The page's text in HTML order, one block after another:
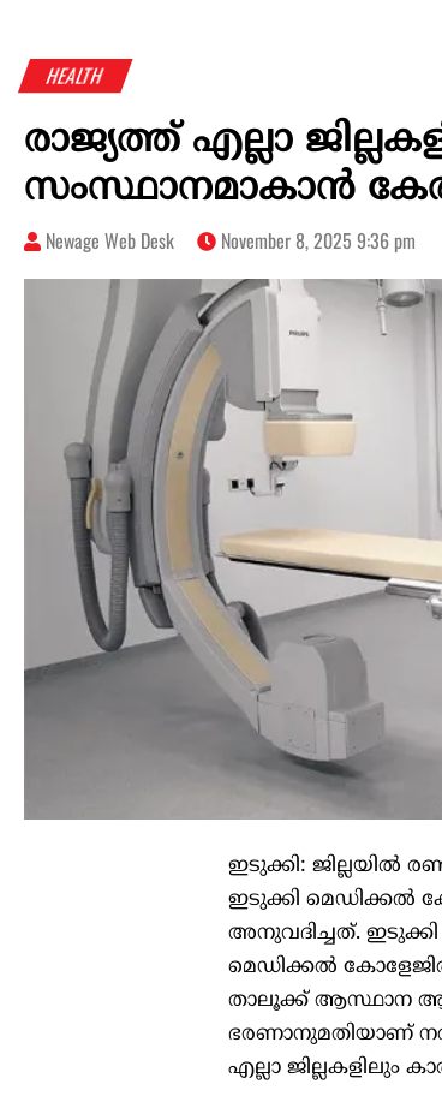
HEALTH
രാജ്യത്ത് എല്ലാ
സംസ്ഥാനമാകാന്‍
Newage Web Desk November 8, 2025 9:36 pm
ഇടുക്കി: ജില്ലയില്‍
ഇടുക്കി മെഡിക്കല്‍
അനുവദിച്ചത്.
മെഡിക്കല്‍
താലൂക്ക് ആസ്ഥാന
ഭരണാനുമതിയാണ്
എല്ലാ ജില്ലകളിലും